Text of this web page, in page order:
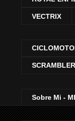
VECTRIX
SCRAMBLER
Sobre Mi -